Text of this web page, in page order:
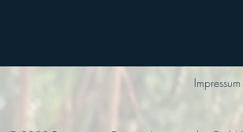
Impressum